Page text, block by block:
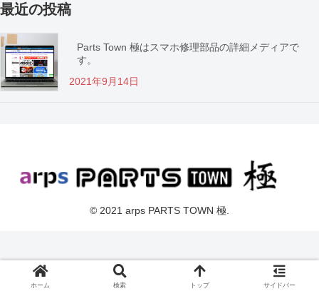
最近の投稿
Parts Town 極はスマホ修理部品の詳細メディアで
す。
2021年9月14日
© 2021 arps PARTS TOWN 極.
ホーム 検索 トップ サイドバー